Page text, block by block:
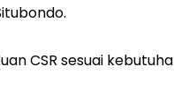
CSR sesuai